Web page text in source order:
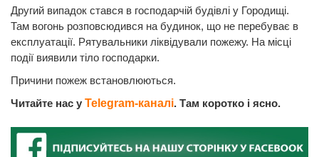
Другий випадок стався в господарчій будівлі у Городищі.
Там вогонь розповсюдився на будинок, що не перебуває в
експлуатації. Рятувальники ліквідували пожежу. На місці
події виявили тіло господарки.
Причини пожеж встановлюються.
Читайте нас у Telegram-каналі. Там коротко і ясно.